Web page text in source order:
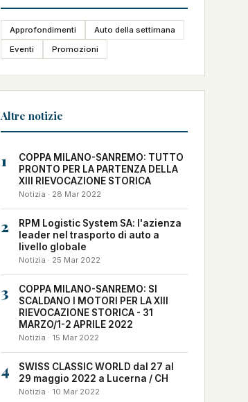
Approfondimenti
Auto della settimana
Eventi
Promozioni
Altre notizie
1
COPPA MILANO-SANREMO: TUTTO
PRONTO PER LA PARTENZA DELLA
XIII RIEVOCAZIONE STORICA
Notizia · 28 Mar 2022
2
RPM Logistic System SA: l'azienza
leader nel trasporto di auto a
livello globale
Notizia · 25 Mar 2022
3
COPPA MILANO-SANREMO: SI
SCALDANO I MOTORI PER LA XIII
RIEVOCAZIONE STORICA - 31
MARZO/1-2 APRILE 2022
Notizia · 15 Mar 2022
4
SWISS CLASSIC WORLD dal 27 al
29 maggio 2022 a Lucerna / CH
Notizia · 10 Mar 2022